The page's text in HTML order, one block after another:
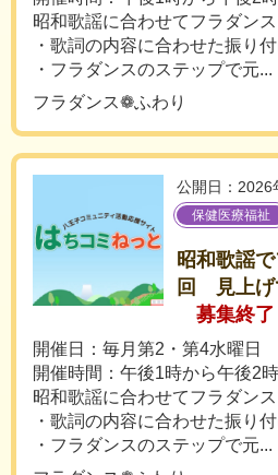
昭和歌謡に合わせてフラダンス
・歌詞の内容に合わせた振り
・フラダンスのステップで元...
フラダンス❁ふわり
公開日：2026
保健医療福祉
昭和歌謡
回 見上げ
募集終了
開催日：毎月第2・第4水曜日
開催時間：午後1時から午後2
昭和歌謡に合わせてフラダンス
・歌詞の内容に合わせた振り
・フラダンスのステップで元...